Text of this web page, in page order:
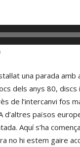
una parada amb
dels anys 80, discs
de l’intercanvi fos
d’altres països
Aquí s’ha
no hi estem gaire